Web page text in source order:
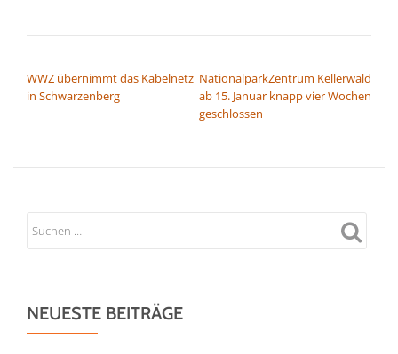
WWZ übernimmt das Kabelnetz
in Schwarzenberg
NationalparkZentrum Kellerwald
ab 15. Januar knapp vier Wochen
geschlossen
NEUESTE BEITRÄGE